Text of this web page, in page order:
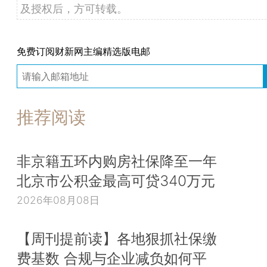
及授权后，方可转载。
免费订阅财新网主编精选版电邮
推荐阅读
非京籍五环内购房社保降至一年
北京市公积金最高可贷340万元
2026年08月08日
【周刊提前读】各地狠抓社保缴
费基数 合规与企业减负如何平